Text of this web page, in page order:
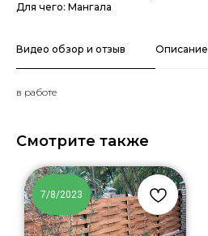
Для чего: Мангала
Видео обзор и отзыв Описание
в работе
Смотрите также
7/8/2023